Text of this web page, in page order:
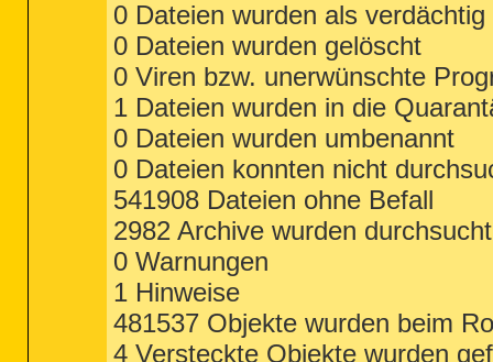
0 Dateien wurden als
0 Dateien wurden gelöscht
0 Viren bzw. unerwünschte
1 Dateien wurden in die
0 Dateien wurden umbenannt
0 Dateien konnten nicht
541908 Dateien ohne Befall
2982 Archive wurden durchsucht
0 Warnungen
1 Hinweise
481537 Objekte wurden beim
4 Versteckte Objekte wurden